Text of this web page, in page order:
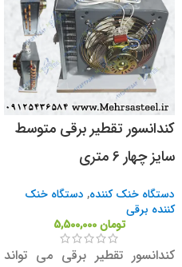
کندانسور تقطیر برقی متوسط
سایز چهار 6 متری
دستگاه خنک کننده, دستگاه خنک
کننده برقی
تومان
کندانسور تقطیر برقی می تواند